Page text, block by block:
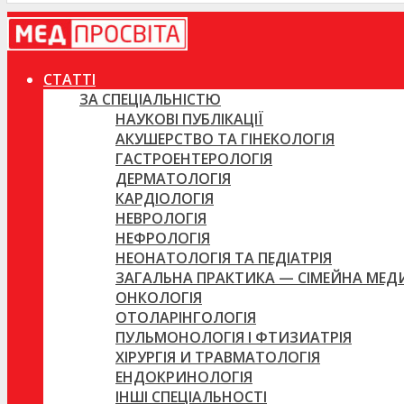
СТАТТІ
ЗА СПЕЦІАЛЬНІСТЮ
НАУКОВІ ПУБЛІКАЦІЇ
АКУШЕРСТВО ТА ГІНЕКОЛОГІЯ
ГАСТРОЕНТЕРОЛОГІЯ
ДЕРМАТОЛОГІЯ
КАРДІОЛОГІЯ
НЕВРОЛОГІЯ
НЕФРОЛОГІЯ
НЕОНАТОЛОГІЯ ТА ПЕДІАТРІЯ
ЗАГАЛЬНА ПРАКТИКА — СІМЕЙНА
ОНКОЛОГІЯ
ОТОЛАРІНГОЛОГІЯ
ПУЛЬМОНОЛОГІЯ І ФТИЗИАТРІЯ
ХІРУРГІЯ И ТРАВМАТОЛОГІЯ
ЕНДОКРИНОЛОГІЯ
ІНШІ СПЕЦІАЛЬНОСТІ